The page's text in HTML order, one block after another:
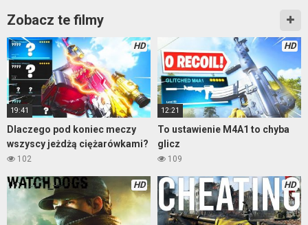
Zobacz te filmy
HD
19:41
Dlaczego pod koniec meczy
wszyscy jeżdżą ciężarówkami?
102
HD
12:21
To ustawienie M4A1 to chyba
glicz
109
HD HD